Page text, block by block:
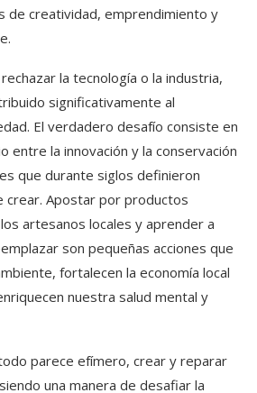
de creatividad, emprendimiento y
la tecnología o la industria,
significativamente al
El verdadero desafío consiste en
entre la innovación y la conservación
que durante siglos definieron
crear. Apostar por productos
artesanos locales y aprender a
son pequeñas acciones que
fortalecen la economía local
nuestra salud mental y
parece efímero, crear y reparar
una manera de desafiar la